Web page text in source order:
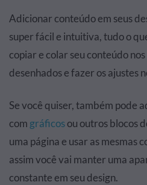
Adicionar conteúdo em seus
super fácil e intuitiva, tudo o
copiar e colar seu conteúdo
desenhados e fazer os ajustes
Se você quiser, também pode
com gráficosou outros blocos
uma página e usar as mesmas
assim você vai manter uma
constante em seu design.